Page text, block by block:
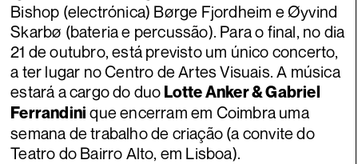
Bishop (electrónica) Børge Fjordheim e Øyvind
Skarbø (bateria e percussão). Para o final, no dia
21 de outubro, está previsto um único concerto,
a ter lugar no Centro de Artes Visuais. A música
estará a cargo do duo Lotte Anker & Gabriel
Ferrandini que encerram em Coimbra uma
semana de trabalho de criação (a convite do
Teatro do Bairro Alto, em Lisboa).